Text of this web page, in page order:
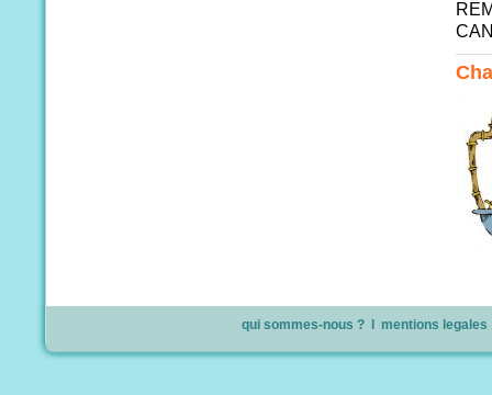
qui sommes-nous ? l mentions legales